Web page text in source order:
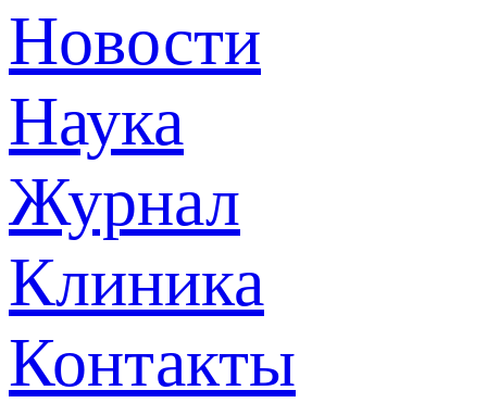
Новости
Наука
Журнал
Клиника
Контакты